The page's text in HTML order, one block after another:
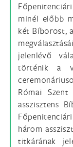
minél előbb
két Bíborost,
jelenlévő
történik a
Római
asszisztens
három
titkárának